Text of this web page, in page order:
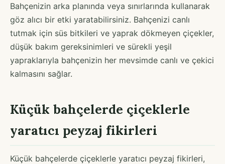
Bahçenizin arka planında veya sınırlarında kullanarak
göz alıcı bir etki yaratabilirsiniz. Bahçenizi canlı
tutmak için süs bitkileri ve yaprak dökmeyen çiçekler,
düşük bakım gereksinimleri ve sürekli yeşil
yapraklarıyla bahçenizin her mevsimde canlı ve çekici
kalmasını sağlar.
Küçük bahçelerde çiçeklerle
yaratıcı peyzaj fikirleri
Küçük bahçelerde çiçeklerle yaratıcı peyzaj fikirleri,